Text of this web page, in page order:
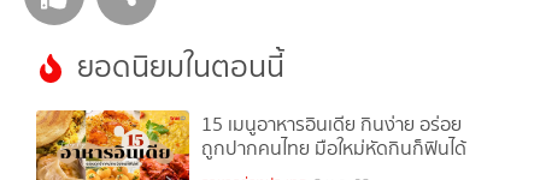
ยอดนิยมในตอนนี้
15 เมนูอาหารอินเดีย กินง่าย อร่อย
ถูกปากคนไทย มือใหม่หัดกินก็ฟินได้